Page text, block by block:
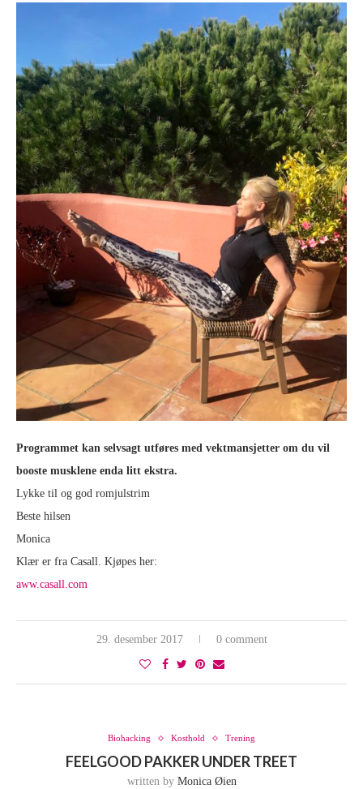
Programmet kan selvsagt utføres med vektmansjetter om du vil
booste musklene enda litt ekstra.
Lykke til og god romjulstrim
Beste hilsen
Monica
Klær er fra Casall. Kjøpes her:
aww.casall.com
29. desember 2017 0 comment
Biohacking Kosthold Trening
FEELGOOD PAKKER UNDER TREET
written by Monica Øien